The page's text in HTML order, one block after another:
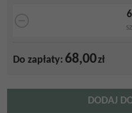
Do zapłaty: 68,00zł
DODAJ